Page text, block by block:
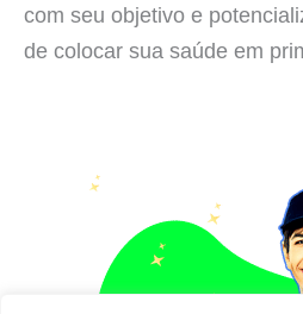
com seu objetivo e
de colocar sua saúde em